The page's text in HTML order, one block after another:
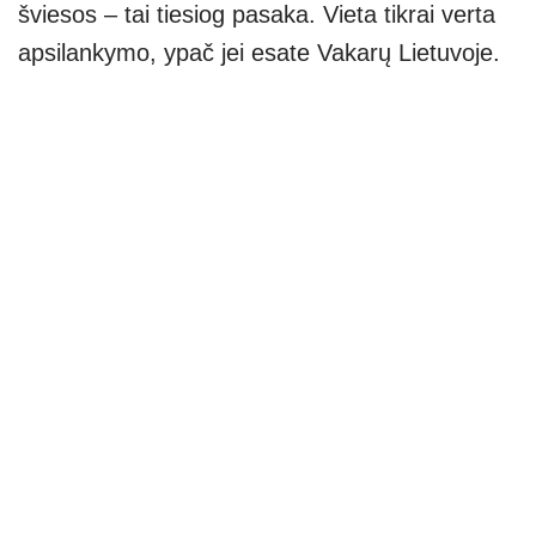
šviesos – tai tiesiog pasaka. Vieta tikrai verta
apsilankymo, ypač jei esate Vakarų Lietuvoje.